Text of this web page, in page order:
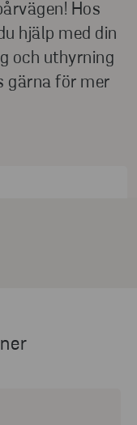
Hos
hjälp med din
och uthyrning
gärna för mer